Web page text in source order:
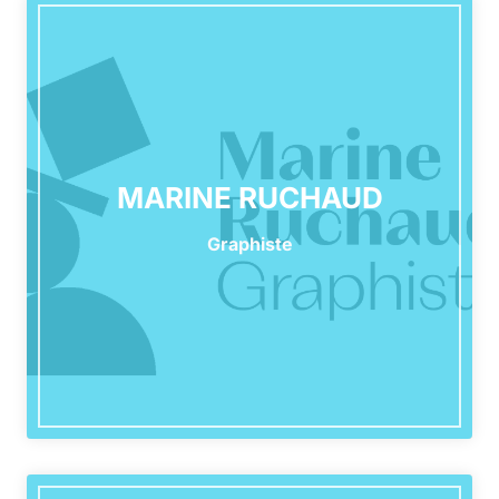
MARINE RUCHAUD
Graphiste